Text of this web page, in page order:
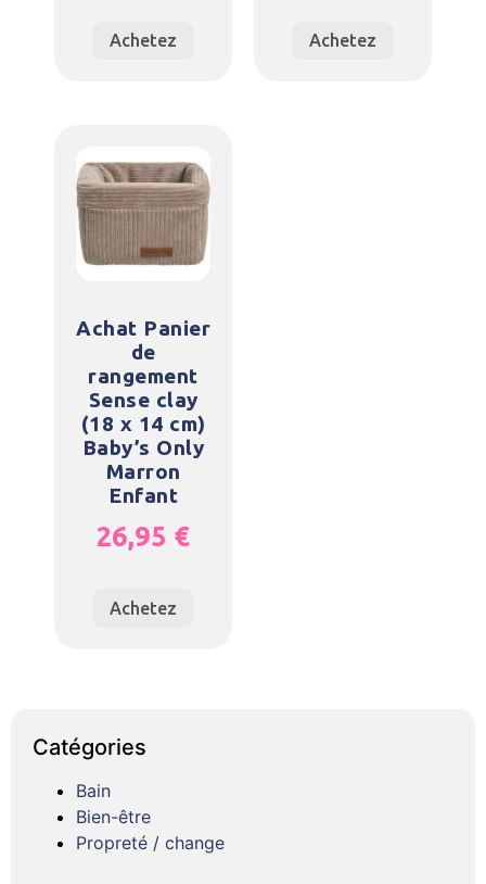
Achetez Achetez
Achat Panier
de
rangement
Sense clay
(18 x 14 cm)
Baby’s Only
Marron
Enfant
26,95 €
Achetez
Catégories
Bain
Bien-être
Propreté / change